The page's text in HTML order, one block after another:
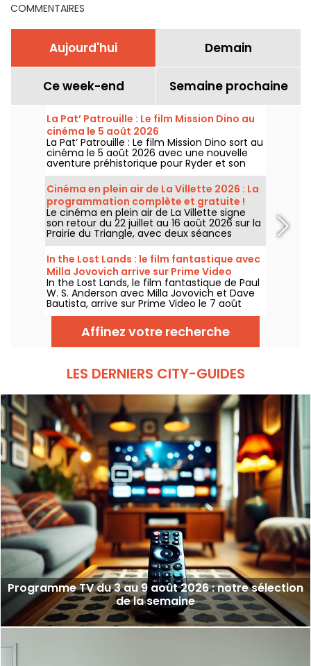
COMMENTAIRES
Aujourd'hui Demain
Ce week-end Semaine prochaine
La Pat’ Patrouille : Le film Mission Dino au
cinéma le 5 août 2026
La Pat’ Patrouille : Le film Mission Dino sort au
cinéma le 5 août 2026 avec une nouvelle
aventure préhistorique pour Ryder et son
équipe.
Cinéma en plein air de La Villette 2026 : La
programmation complète et gratuite !
Le cinéma en plein air de La Villette signe
son retour du 22 juillet au 16 août 2026 sur la
Prairie du Triangle, avec deux séances
gratuites par jour, à 18h et 21h. Pour cette
35e édition, le festival met à l’honneur le
thème “L’appel de la forêt”. Découvrez la
programmation complète et gratuite !
In the Lost Lands : le film fantastique avec
Milla Jovovich arrive sur Prime Video
In the Lost Lands, le film fantastique de Paul
W. S. Anderson avec Milla Jovovich et Dave
Bautista, arrive sur Prime Video le 7 août
2026.
Affinez votre recherche
LES DERNIERS CITY-GUIDES
Programme TV du 3 au 9 août 2026 : notre sélection
de la semaine